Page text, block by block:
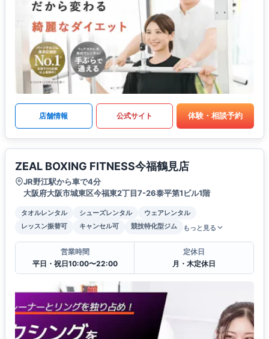
店舗情報 公式サイト 体験・相談予約
ZEAL BOXING FITNESS今福鶴見店
JR野江駅から車で4分
大阪府大阪市城東区今福東2丁目7-26泰平第1ビル1階
タオルレンタル シューズレンタル
ウェアレンタル
レッスン振替可
キャンセル可 競技特化型ジム もっと見る
営業時間
平日・祝日10:00〜22:00
定休日
月・木定休日